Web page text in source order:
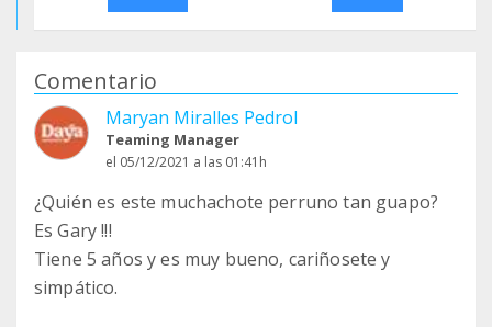
Comentario
Maryan Miralles Pedrol
Teaming Manager
el 05/12/2021 a las 01:41h
¿Quién es este muchachote perruno tan guapo?
Es Gary !!!
Tiene 5 años y es muy bueno, cariñosete y
simpático.